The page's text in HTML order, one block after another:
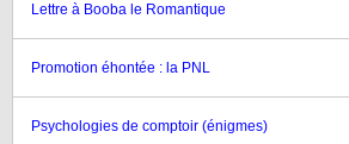
Lettre à Booba le Romantique
Promotion éhontée : la PNL
Psychologies de comptoir (énigmes)